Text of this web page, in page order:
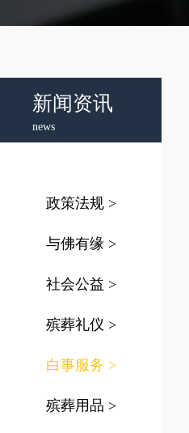
新闻资讯
news
政策法规 >
与佛有缘 >
社会公益 >
殡葬礼仪 >
白事服务 >
殡葬用品 >